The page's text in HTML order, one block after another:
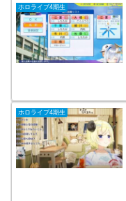
ホロライブ4期生
ホロライブ4期生